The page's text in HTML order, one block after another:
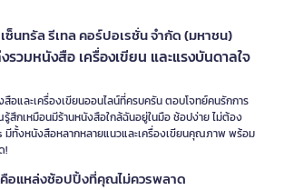
ซ็นทรัล รีเทล คอร์ปอเรชั่น จำกัด (มหาชน)
รวมหนังสือ เครื่องเขียน และแรงบันดาลใจ
อและเครื่องเขียนออนไลน์ที่ครบครัน ตอบโจทย์คนรักการ
สึกเหมือนมีร้านหนังสือใกล้ฉันอยู่ในมือ ช้อปง่าย ไม่ต้อง
มีทั้งหนังสือหลากหลายแนวและเครื่องเขียนคุณภาพ พร้อม
!
คือแหล่งช้อปปิ้งที่คุณไม่ควรพลาด